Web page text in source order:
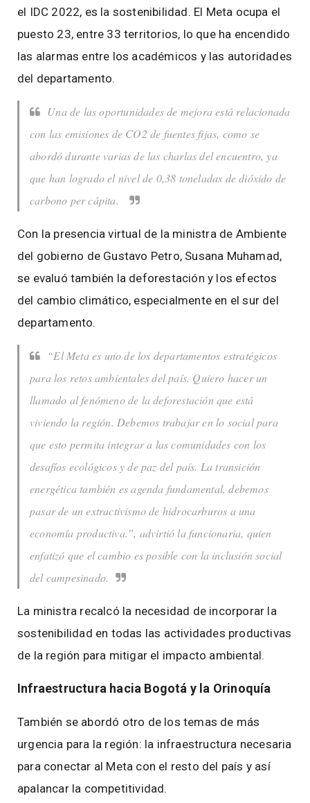
el IDC 2022, es la sostenibilidad. El Meta ocupa el
puesto 23, entre 33 territorios, lo que ha encendido
las alarmas entre los académicos y las autoridades
del departamento.
Una de las oportunidades de mejora está relacionada
con las emisiones de CO2 de fuentes fijas, como se
abordó durante varias de las charlas del encuentro, ya
que han logrado el nivel de 0,38 toneladas de dióxido de
carbono per cápita.
Con la presencia virtual de la ministra de Ambiente
del gobierno de Gustavo Petro, Susana Muhamad,
se evaluó también la deforestación y los efectos
del cambio climático, especialmente en el sur del
departamento.
“El Meta es uno de los departamentos estratégicos
para los retos ambientales del país. Quiero hacer un
llamado al fenómeno de la deforestación que está
viviendo la región. Debemos trabajar en lo social para
que esto permita integrar a las comunidades con los
desafíos ecológicos y de paz del país. La transición
energética también es agenda fundamental, debemos
pasar de un extractivismo de hidrocarburos a una
economía productiva.”, advirtió la funcionaria, quien
enfatizó que el cambio es posible con la inclusión social
del campesinado.
La ministra recalcó la necesidad de incorporar la
sostenibilidad en todas las actividades productivas
de la región para mitigar el impacto ambiental.
Infraestructura hacia Bogotá y la Orinoquía
También se abordó otro de los temas de más
urgencia para la región: la infraestructura necesaria
para conectar al Meta con el resto del país y así
apalancar la competitividad.